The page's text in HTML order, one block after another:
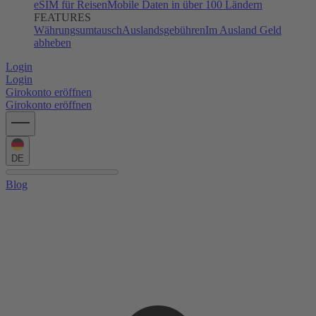
eSIM für ReisenMobile Daten in über 100 Ländern
FEATURES
WährungsumtauschAuslandsgebührenIm Ausland Geld
abheben
Login
Login
Girokonto eröffnen
Girokonto eröffnen
DE
Blog